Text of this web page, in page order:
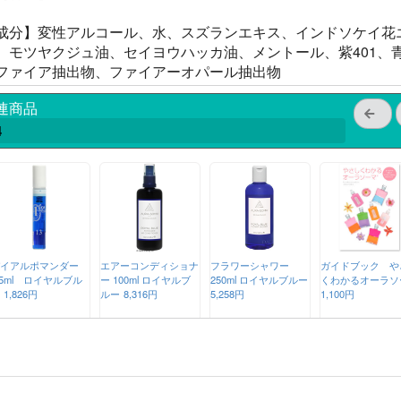
分】変性アルコール、水、スズランエキス、インドソケイ花
モツヤクジュ油、セイヨウハッカ油、メントール、紫401、
ァイア抽出物、ファイアーオパール抽出物
商品
アルポマンダー
ロイヤルブル
1,826円
エアーコンディショナ
ー 100ml ロイヤルブ
ルー 8,316円
フラワーシャワー
250ml ロイヤルブルー
5,258円
ガイドブック や
くわかるオーラ
1,100円